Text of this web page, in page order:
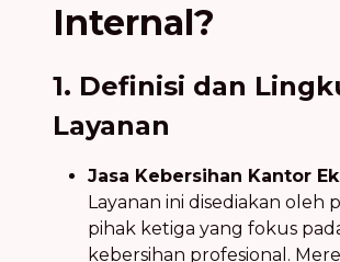
Internal?
1. Definisi dan
Layanan
Jasa Kebersihan Kantor
Layanan ini disediakan oleh
pihak ketiga yang fokus
kebersihan profesional.